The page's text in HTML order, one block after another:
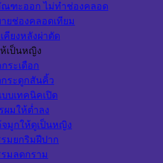
ณฑะออก ไม่ทำช่องคลอด
ยช่องคลอดเทียม
คียงหลังผ่าตัด
เป็นหญิง
ระเดือก
ระดูกสันคิ้ว
บเทคนิคเปิด
ผมให้ต่ำลง
มูกให้ดูเป็นหญิง
มยกริมฝีปาก
มลดกราม